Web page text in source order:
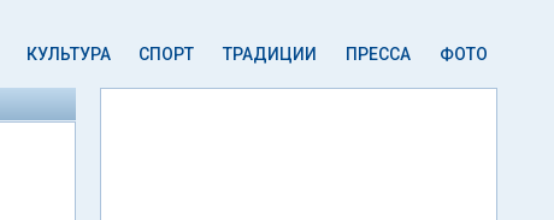
КУЛЬТУРА СПОРТ ТРАДИЦИИ ПРЕССА ФОТО